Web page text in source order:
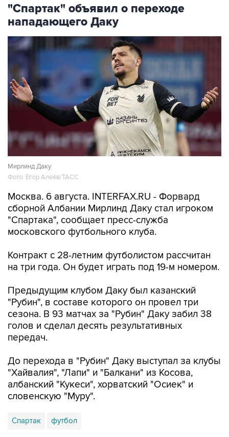
"Спартак" объявил о переходе
нападающего Даку
Мирлинд Даку
Фото: Егор Алеев/ТАСС
Москва. 6 августа. INTERFAX.RU - Форвард
сборной Албании Мирлинд Даку стал игроком
"Спартака", сообщает пресс-служба
московского футбольного клуба.
Контракт с 28-летним футболистом рассчитан
на три года. Он будет играть под 19-м номером.
Предыдущим клубом Даку был казанский
"Рубин", в составе которого он провел три
сезона. В 93 матчах за "Рубин" Даку забил 38
голов и сделал десять результативных
передач.
До перехода в "Рубин" Даку выступал за клубы
"Хайвалия", "Лапи" и "Балкани" из Косова,
албанский "Кукеси", хорватский "Осиек" и
словенскую "Муру".
Спартак футбол